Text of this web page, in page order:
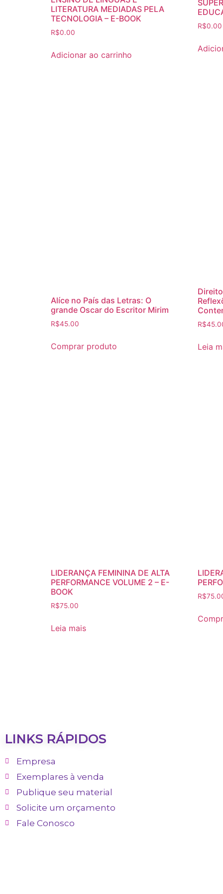
LITERATURA MEDIADAS PELA
TECNOLOGIA – E-BOOK
R$0.00
Adicionar ao carrinho
R$0.00
Alíce no País das Letras: O
grande Oscar do Escritor Mirim
R$45.00
Comprar produto
R$
Leia
LIDERANÇA FEMININA DE ALTA
PERFORMANCE VOLUME 2 – E-
BOOK
R$75.00
Leia mais
R$
LINKS RÁPIDOS
Empresa
Exemplares à venda
Publique seu material
Solicite um orçamento
Fale Conosco